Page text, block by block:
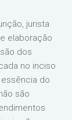
jurista
elaboração
dos
no inciso
do
são